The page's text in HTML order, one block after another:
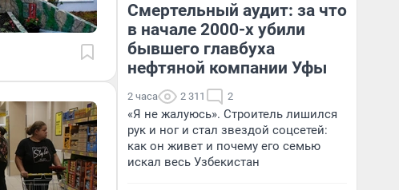
Смертельный аудит: за что
в начале 2000-х убили
бывшего главбуха
нефтяной компании Уфы
2 часа 2 311 2
«Я не жалуюсь». Строитель лишился
рук и ног и стал звездой соцсетей:
как он живет и почему его семью
искал весь Узбекистан